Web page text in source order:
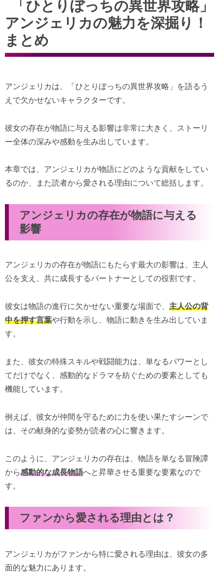
「ひとりぼっちの異世界攻略」
アンジェリカの魅力を深掘り！
まとめ
アンジェリカは、「ひとりぼっちの異世界攻略」を語るう
えで欠かせないキャラクターです。
彼女の存在が物語に与える影響は非常に大きく、ストーリ
ー全体の深みや感動を生み出しています。
本章では、アンジェリカが物語にどのような貢献をしてい
るのか、また読者から愛される理由について総括します。
アンジェリカの存在が物語に与える
影響
アンジェリカの存在が物語にもたらす最大の影響は、主人
公を支え、共に成長するパートナーとしての役割です。
彼女は物語の進行に欠かせない重要な場面で、 主人公の背
中を押す言葉や行動を示し、物語に動きを生み出していま
す。
また、彼女の特殊スキルや戦闘能力は、単なるパワーとし
てだけでなく、感動的なドラマを紡ぐための要素としても
機能しています。
例えば、彼女が仲間を守るために力を使い果たすシーンで
は、その献身的な姿勢が読者の心に響きます。
このように、アンジェリカの存在は、物語を単なる冒険譚
から感動的な成長物語へと昇華させる重要な要素なので
す。
ファンから愛される理由とは？
アンジェリカがファンから特に愛される理由は、彼女の多
面的な魅力にあります。